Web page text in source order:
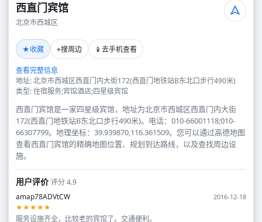
西直门宾馆
北京市西城区
★收藏 ⌖搜周边 📱 去手机查看
查看完整信息
地址: 北京市西城区西直门内大街172(西直门地铁站B东北口步行490米)
类型: 住宿服务;宾馆酒店;四星级宾馆
西直门宾馆是一家四星级宾馆，地址为北京市西城区西直门内大街
172(西直门地铁站B东北口步行490米)。电话：010-66001118;010-
66307799。地理坐标：39.939870,116.361509。您可以通过高德地图
查看西直门宾馆的精确地图位置、规划到达路线，以及查找周边设
施。
用户评价评分 4.9
amap78ADVtCW
2016-12-18
★★★★★
服务设施齐全，比较老的宾馆了。交通便利。